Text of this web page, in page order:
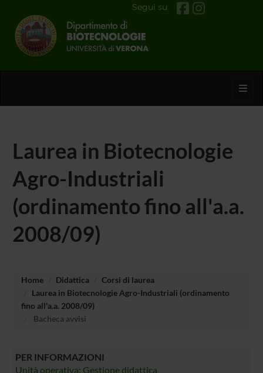
Segui su
Laurea in Biotecnologie
Agro-Industriali
(ordinamento fino all'a.a.
2008/09)
Home Didattica
Corsi di laurea
Laurea in Biotecnologie Agro-Industriali (ordinamento
fino all'a.a. 2008/09)
Bacheca avvisi
PER INFORMAZIONI
Unità operativa: Gestione didattica